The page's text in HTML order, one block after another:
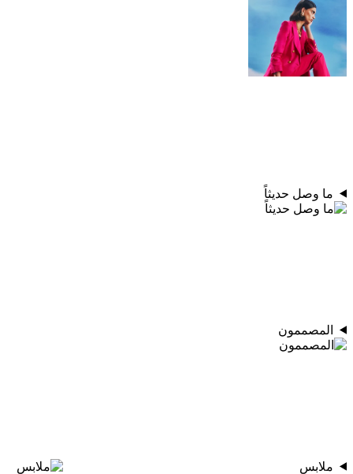
ما وصل حديثاً
المصممون
ملابس